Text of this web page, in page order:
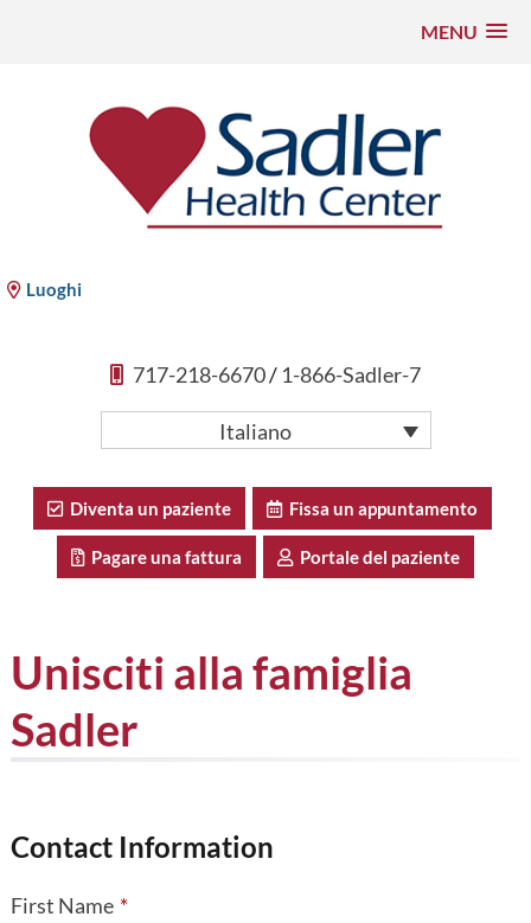
MENU
Luoghi
717-218-6670/ 1-866-Sadler-7
Italiano
Diventa un paziente Fissa un appuntamento
Pagare una fattura Portale del paziente
Unisciti alla famiglia
Sadler
Contact Information
First Name *